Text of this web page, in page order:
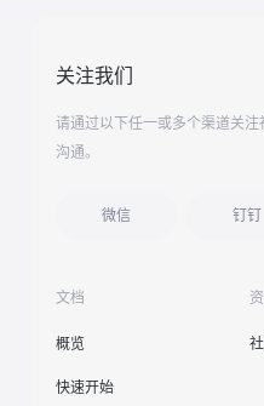
关注我们
请通过以下任一或多个渠道关
沟通。
微信 钉钉
文档
概览
快速开始